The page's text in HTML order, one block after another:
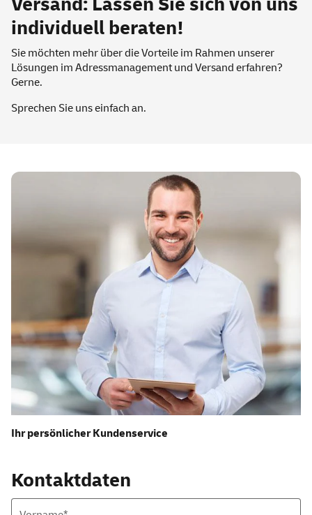
individuell beraten!
Sie möchten mehr über die Vorteile im Rahmen unserer
Lösungen im Adressmanagement und Versand erfahren?
Gerne.
Sprechen Sie uns einfach an.
Ihr persönlicher Kundenservice
Kontaktdaten